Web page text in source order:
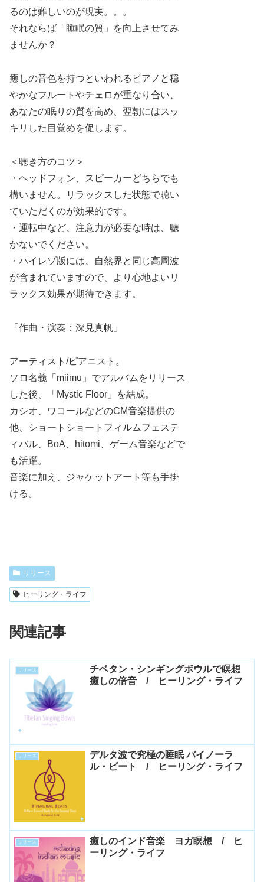
るのは難しいのが現実。。。
それならば「睡眠の質」を向上させてみ
ませんか？
癒しの音色を持つといわれるピアノと穏
やかなフルートやチェロが重なり合い、
あなたの眠りの質を高め、翌朝にはスッ
キリした目覚めを促します。
＜聴き方のコツ＞
・ヘッドフォン、スピーカーどちらでも
構いません。リラックスした状態で聴い
ていただくのが効果的です。
・運転中など、注意力が必要な時は、聴
かないでください。
・ハイレゾ版には、自然界と同じ高周波
が含まれていますので、より心地よいリ
ラックス効果が期待できます。
「作曲・演奏：深見真帆」
アーティスト/ピアニスト。
ソロ名義「miimu」でアルバムをリリース
した後、「Mystic Floor」を結成。
カシオ、ワコールなどのCM音楽提供の
他、ショートショートフィルムフェステ
ィバル、BoA、hitomi、ゲーム音楽などで
も活躍。
音楽に加え、ジャケットアート等も手掛
ける。
リリース
ヒーリング・ライフ
関連記事
リリース
チベタン・シンギングボウルで瞑想
癒しの倍音 / ヒーリング・ライフ
リリース
デルタ波で究極の睡眠 バイノーラ
ル・ビート / ヒーリング・ライフ
リリース
癒しのインド音楽 ヨガ瞑想 / ヒ
ーリング・ライフ